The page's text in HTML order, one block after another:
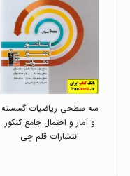
سه سطحی ریاضیات گسسته
و آمار و احتمال جامع کنکور
انتشارات قلم چی